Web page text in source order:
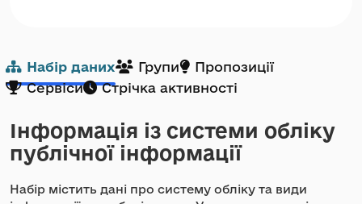
Набір даних Групи
Пропозиції
Сервіси
Стрічка активності
Інформація із системи обліку
публічної інформації
Набір містить дані про систему обліку та види